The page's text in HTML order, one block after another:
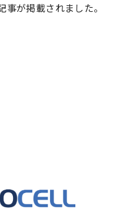
が掲載されました。